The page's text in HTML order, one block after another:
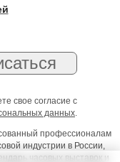
свое согласие с
данных.
профессионалам
индустрии в России,
часовых выставок и